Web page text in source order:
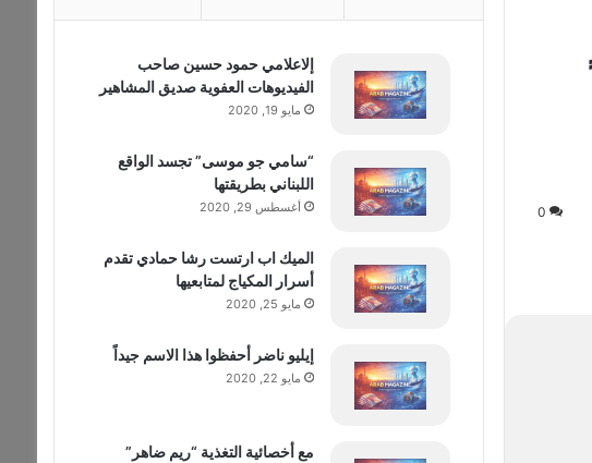
0
إلاعلامي حمود حسين صاحب
الفيديوهات العفوية صديق المشاهير
مايو 19, 2020
“سامي جو موسى” تجسد الواقع
اللبناني بطريقتها
أغسطس 29, 2020
الميك اب ارتست رشا حمادي تقدم
أسرار المكياج لمتابعيها
مايو 25, 2020
إيليو ناضر أحفظوا هذا الاسم جيداً
مايو 22, 2020
مع أخصائية التغذية “ريم ضاهر”